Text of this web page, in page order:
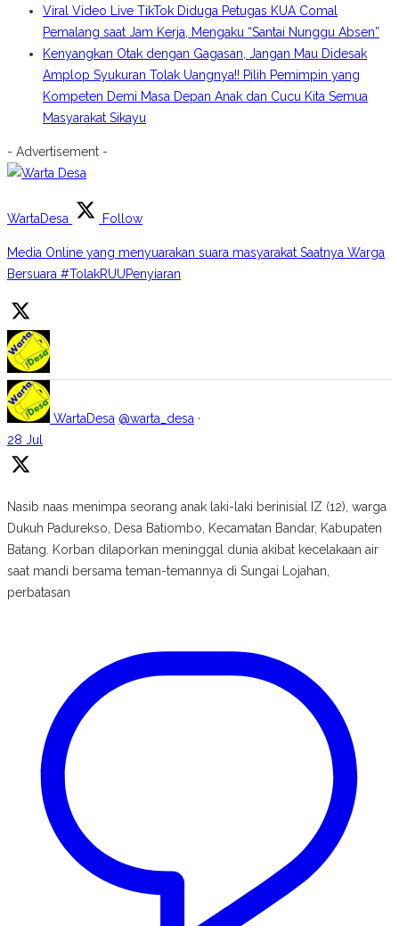
Viral Video Live TikTok Diduga Petugas KUA Comal
Pemalang saat Jam Kerja, Mengaku “Santai Nunggu Absen”
Kenyangkan Otak dengan Gagasan, Jangan Mau Didesak
Amplop Syukuran Tolak Uangnya!! Pilih Pemimpin yang
Kompeten Demi Masa Depan Anak dan Cucu Kita Semua
Masyarakat Sikayu
- Advertisement -
WartaDesa Follow
Media Online yang menyuarakan suara masyarakat Saatnya Warga
Bersuara #TolakRUUPenyiaran
WartaDesa @warta_desa ·
28 Jul
Nasib naas menimpa seorang anak laki-laki berinisial IZ (12), warga
Dukuh Padurekso, Desa Batiombo, Kecamatan Bandar, Kabupaten
Batang. Korban dilaporkan meninggal dunia akibat kecelakaan air
saat mandi bersama teman-temannya di Sungai Lojahan,
perbatasan